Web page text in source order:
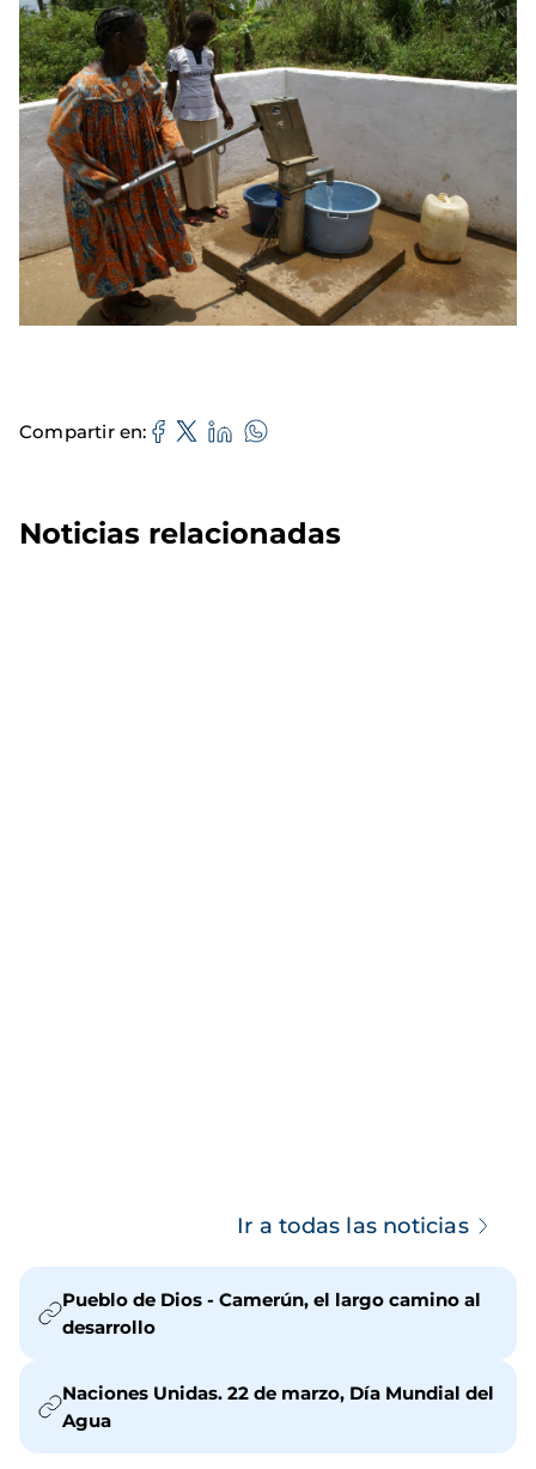
Compartir en
Noticias relacionadas
Ir a todas las noticias
Pueblo de Dios - Camerún, el largo camino al
desarrollo
Naciones Unidas. 22 de marzo, Día Mundial del
Agua